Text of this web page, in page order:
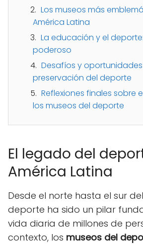
Los museos más
América Latina
La educación y el
poderoso
Desafíos y
preservación del deporte
Reflexiones finales sobre
los museos del deporte
El legado del
América Latina
Desde el norte hasta el sur
deporte ha sido un pilar
vida diaria de millones de
contexto, los museos del